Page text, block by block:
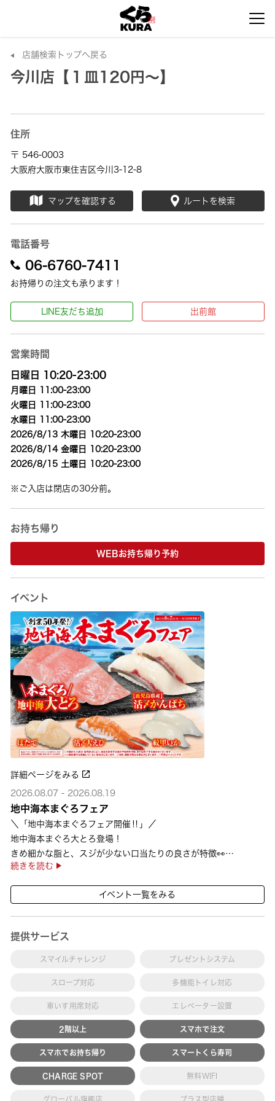
店舗検索トップへ戻る
今川店【１皿120円～】
住所
〒 546-0003
大阪府大阪市東住吉区今川3-12-8
マップを確認する ルートを検索
電話番号
06-6760-7411
お持帰りの注文も承ります！
LINE友だち追加 出前館
営業時間
日曜日 10:20-23:00
月曜日 11:00-23:00
火曜日 11:00-23:00
水曜日 11:00-23:00
2026/8/13 木曜日 10:20-23:00
2026/8/14 金曜日 10:20-23:00
2026/8/15 土曜日 10:20-23:00
※ご入店は閉店の30分前。
お持ち帰り
WEBお持ち帰り予約
イベント
詳細ページをみる
2026.08.07 - 2026.08.19
地中海本まぐろフェア
＼「地中海本まぐろフェア開催‼」／
地中海本まぐろ大とろ登場！
きめ細かな脂と、スジが少ない口当たりの良さが特徴👀
さらに、鹿児島で育った高級魚【鹿児島県産活〆かんぱち】など
続きを読む
イベント一覧をみる
提供サービス
スマイルチャレンジ プレゼントシステム
スロープ対応 多機能トイレ対応
車いす用席対応 エレベーター設置
2階以上 スマホで注文
スマホでお持ち帰り スマートくら寿司
CHARGE SPOT 無料WIFI
グローバル旗艦店 プラス型店舗